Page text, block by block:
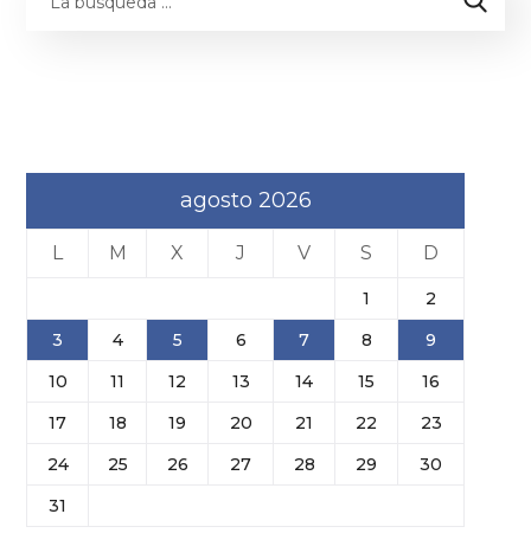
agosto 2026
L M X J V S D
1
2
3
4 5 6 7 8
9
10
11 12 13 14 15
16
17
18 19 20 21 22
23
24
25 26 27 28 29
30
31